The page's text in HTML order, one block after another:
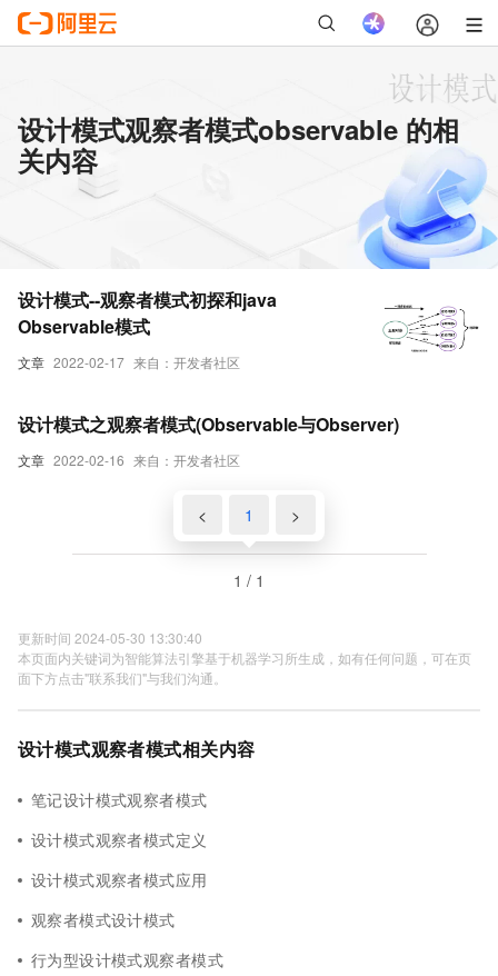
设计模式观察者模式observable 的相
关内容
文章 2022-02-17 来自：开发者社区
设计模式--观察者模式初探和java
Observable模式
文章 2022-02-16 来自：开发者社区
设计模式之观察者模式(Observable与Observer)
< 1 >
1 / 1
更新时间 2024-05-30 13:30:40
本页面内关键词为智能算法引擎基于机器学习所生成，如有任何问题，可在页
面下方点击"联系我们"与我们沟通。
设计模式观察者模式相关内容
笔记设计模式观察者模式
设计模式观察者模式定义
设计模式观察者模式应用
观察者模式设计模式
行为型设计模式观察者模式